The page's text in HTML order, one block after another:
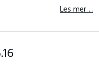
Les mer…